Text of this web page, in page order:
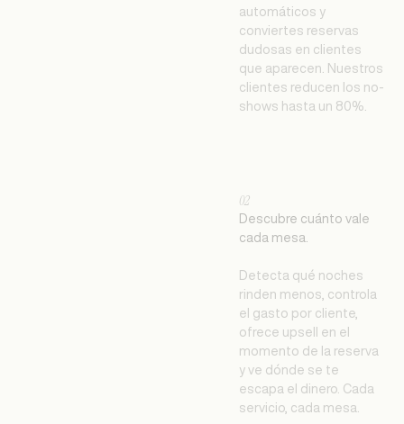
automáticos y
conviertes reservas
dudosas en clientes
que aparecen. Nuestros
clientes reducen los no-
shows hasta un 80%.
02
Descubre cuánto vale
cada mesa.
Detecta qué noches
rinden menos, controla
el gasto por cliente,
ofrece upsell en el
momento de la reserva
y ve dónde se te
escapa el dinero. Cada
servicio, cada mesa.